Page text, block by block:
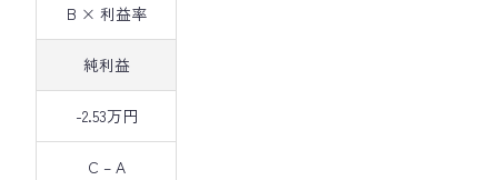
B × 利益率
純利益
-2.53万円
C – A